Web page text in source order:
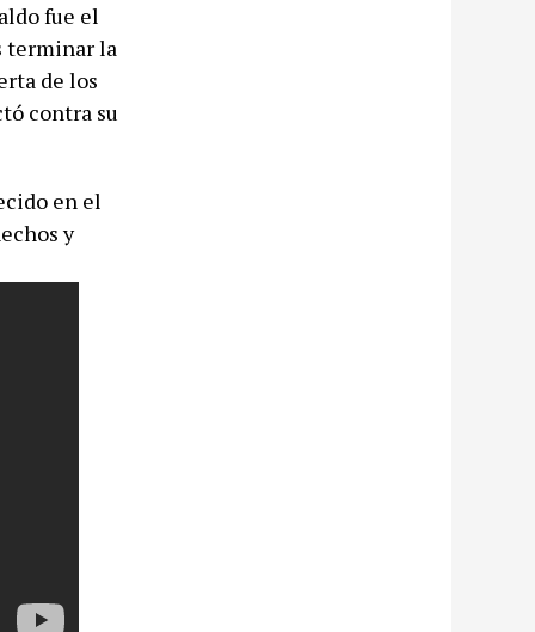
fue el
terminar la
de los
contra su
en el
y